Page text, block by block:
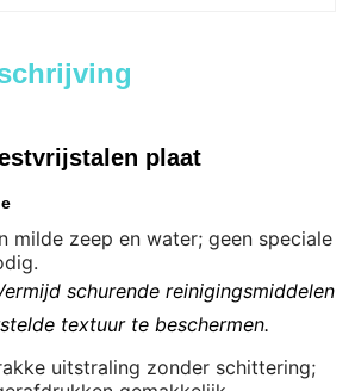
plaat
milde zeep en water; geen speciale
schurende reinigingsmiddelen
textuur te beschermen.
uitstraling zonder schittering;